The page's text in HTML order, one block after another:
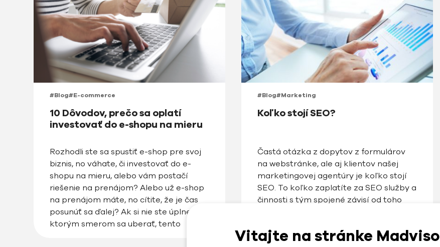
#Blog#E-commerce
10 Dôvodov, prečo sa oplatí
investovať do e-shopu na mieru
Rozhodli ste sa spustiť e-shop pre svoj
biznis, no váhate, či investovať do e-
shopu na mieru, alebo vám postačí
riešenie na prenájom? Alebo už e-shop
na prenájom máte, no cítite, že je čas
posunúť sa ďalej? Ak si nie ste úplne istí,
ktorým smerom sa uberať, tento
#Blog#Marketing
Koľko stojí SEO?
Častá otázka z dopytov z formulárov
na webstránke, ale aj klientov našej
marketingovej agentúry je koľko stojí
SEO. To koľko zaplatíte za SEO služby a
činnosti s tým spojené závisí od toho
agentúra alebo SEO konzultant. Každá
Vitajte na stránke Madviso